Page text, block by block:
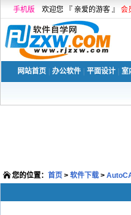
手机版 欢迎您 『 亲爱的游客 』 会
网站首页 办公软件 平面设计 室
您的位置： 首页 > 软件下载 >